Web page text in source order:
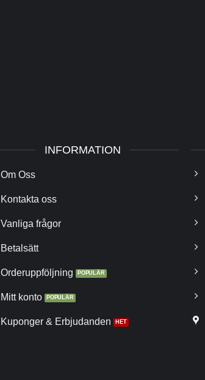
INFORMATION
Om Oss
Kontakta oss
Vanliga frågor
Betalsätt
Orderuppföljning
Mitt konto
Kuponger & Erbjudanden